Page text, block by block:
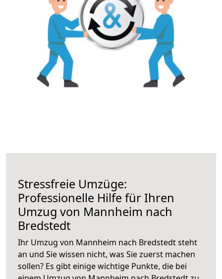
Stressfreie Umzüge:
Professionelle Hilfe für Ihren
Umzug von Mannheim nach
Bredstedt
Ihr Umzug von Mannheim nach Bredstedt steht
an und Sie wissen nicht, was Sie zuerst machen
sollen? Es gibt einige wichtige Punkte, die bei